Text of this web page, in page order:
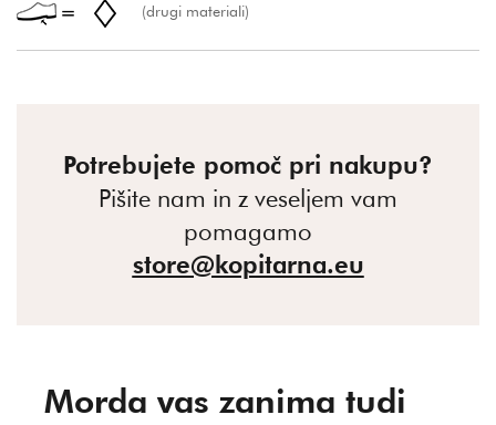
(drugi materiali)
Potrebujete pomoč pri nakupu?
Pišite nam in z veseljem vam
pomagamo
store@kopitarna.eu
Morda vas zanima tudi